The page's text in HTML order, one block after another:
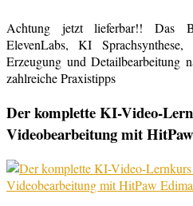
Achtung jetzt lieferbar!! Das
ElevenLabs, KI
Erzeugung und Detailbearbeitung
zahlreiche Praxistipps
Der komplette KI-Video-
Videobearbeitung mit